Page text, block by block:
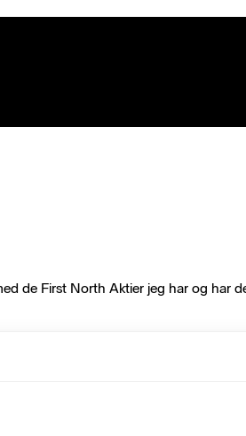
de First North Aktier jeg har og har